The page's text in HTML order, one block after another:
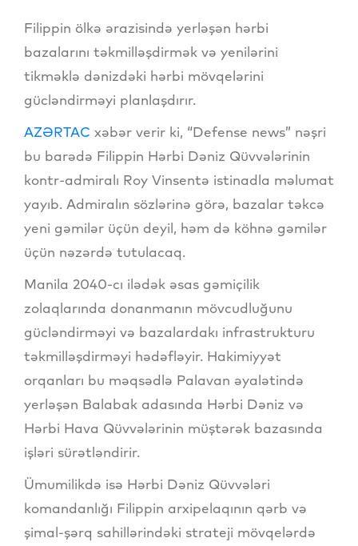
Filippin ölkə ərazisində yerləşən hərbi
bazalarını təkmilləşdirmək və yenilərini
tikməklə dənizdəki hərbi mövqelərini
gücləndirməyi planlaşdırır.
AZƏRTAC xəbər verir ki, “Defense news” nəşri
bu barədə Filippin Hərbi Dəniz Qüvvələrinin
kontr-admiralı Roy Vinsentə istinadla məlumat
yayıb. Admiralın sözlərinə görə, bazalar təkcə
yeni gəmilər üçün deyil, həm də köhnə gəmilər
üçün nəzərdə tutulacaq.
Manila 2040-cı ilədək əsas gəmiçilik
zolaqlarında donanmanın mövcudluğunu
gücləndirməyi və bazalardakı infrastrukturu
təkmilləşdirməyi hədəfləyir. Hakimiyyət
orqanları bu məqsədlə Palavan əyalətində
yerləşən Balabak adasında Hərbi Dəniz və
Hərbi Hava Qüvvələrinin müştərək bazasında
işləri sürətləndirir.
Ümumilikdə isə Hərbi Dəniz Qüvvələri
komandanlığı Filippin arxipelaqının qərb və
şimal-şərq sahillərindəki strateji mövqelərdə